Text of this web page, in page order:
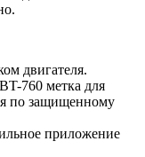
двигателя.
760 метка для
по защищенному
приложение